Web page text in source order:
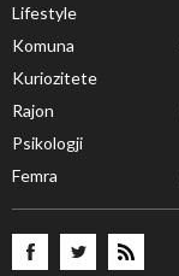
Lifestyle
Komuna
Kuriozitete
Rajon
Psikologji
Femra